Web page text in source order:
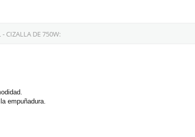
CIZALLA DE 750W:
empuñadura.